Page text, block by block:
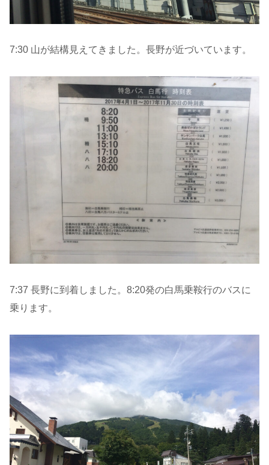
7:30 山が結構見えてきました。長野が近づいています。
7:37 長野に到着しました。8:20発の白馬乗鞍行のバスに
乗ります。